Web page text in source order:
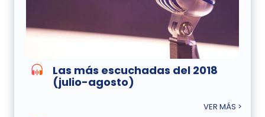
Las más escuchadas del 2018
(julio-agosto)
VER MÁS >